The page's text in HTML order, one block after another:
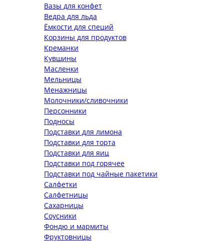
Вазы для конфет
Ведра для льда
Ёмкости для специй
Корзины для продуктов
Креманки
Кувшины
Масленки
Мельницы
Менажницы
Молочники/сливочники
Персонники
Подносы
Подставки для лимона
Подставки для торта
Подставки для яиц
Подставки под горячее
Подставки под чайные пакетики
Салфетки
Салфетницы
Сахарницы
Соусники
Фондю и мармиты
Фруктовницы